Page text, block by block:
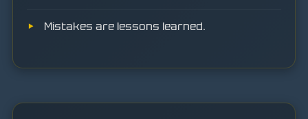
Mistakes are lessons learned.